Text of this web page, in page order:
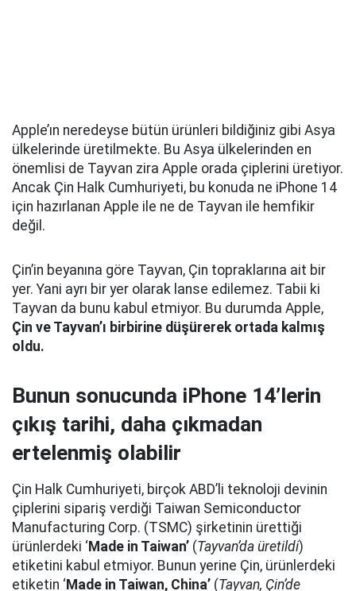
Apple’ın neredeyse bütün ürünleri bildiğiniz gibi Asya
ülkelerinde üretilmekte. Bu Asya ülkelerinden en
önemlisi de Tayvan zira Apple orada çiplerini üretiyor.
Ancak Çin Halk Cumhuriyeti, bu konuda ne iPhone 14
için hazırlanan Apple ile ne de Tayvan ile hemfikir
değil.
Çin’in beyanına göre Tayvan, Çin topraklarına ait bir
yer. Yani ayrı bir yer olarak lanse edilemez. Tabii ki
Tayvan da bunu kabul etmiyor. Bu durumda Apple,
Çin ve Tayvan’ı birbirine düşürerek ortada kalmış
oldu.
Bunun sonucunda iPhone 14’lerin
çıkış tarihi, daha çıkmadan
ertelenmiş olabilir
Çin Halk Cumhuriyeti, birçok ABD’li teknoloji devinin
çiplerini sipariş verdiği Taiwan Semiconductor
Manufacturing Corp. (TSMC) şirketinin ürettiği
ürünlerdeki ‘ Made in Taiwan’ (Tayvan’da üretildi)
etiketini kabul etmiyor. Bunun yerine Çin, ürünlerdeki
etiketin ‘ Made in Taiwan, China’ (Tayvan, Çin’de